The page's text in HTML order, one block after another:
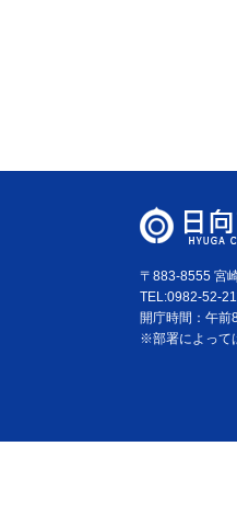
〒883-8555 宮
TEL:0982-52-
開庁時間：午
※部署によって